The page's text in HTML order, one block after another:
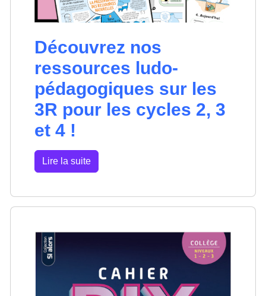
Découvrez nos
ressources ludo-
pédagogiques sur les
3R pour les cycles 2, 3
et 4 !
Lire la suite